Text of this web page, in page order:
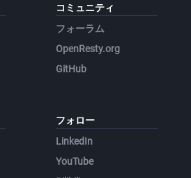
コミュニティ
フォーラム
OpenResty.org
GitHub
フォロー
LinkedIn
YouTube